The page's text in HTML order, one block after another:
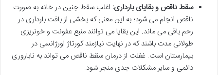
سقط ناقص و بقایای بارداری: اغلب سقط جنین در خانه به صورت
ناقص انجام می شود؛ به این معنی که بخشی از بافت بارداری در
رحم باقی می ماند. این بقایا می توانند منبع عفونت و خونریزی
طولانی مدت باشند که در نهایت نیازمند کورتاژ اورژانسی در
بیمارستان است. غفلت از درمان سقط ناقص می تواند به ناباروری
دائمی و سایر مشکلات جدی منجر شود.